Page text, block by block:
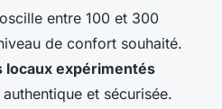
entre 100 et 300
de confort souhaité.
locaux expérimentés
et sécurisée.